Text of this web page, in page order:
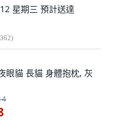
星期三 預計送達
)
眼貓 長貓 身體抱枕, 灰